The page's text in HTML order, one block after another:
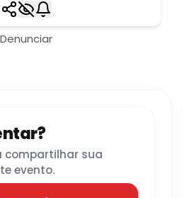
Denunciar
compartilhar sua
evento.